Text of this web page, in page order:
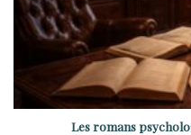
Les romans